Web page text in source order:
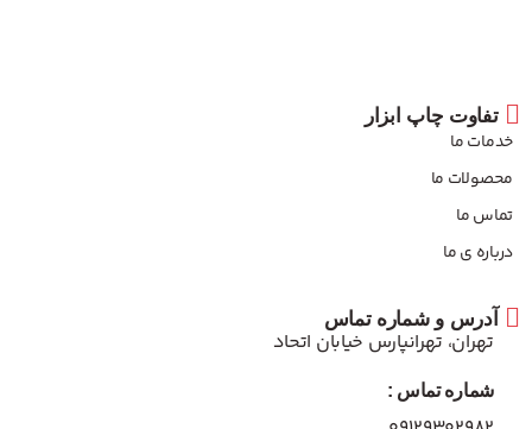
تفاوت چاپ ابزار
خدمات ما
محصولات ما
تماس ما
درباره ی ما
آدرس و شماره تماس
تهران، تهرانپارس خیابان اتحاد
شماره تماس :